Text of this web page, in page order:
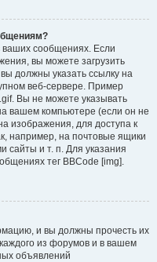
сообщениях. Если
вы можете загрузить
должны указать ссылку на
веб-сервере. Пример
Вы не можете указывать
вашем компьютере (если он не
изображения, для доступа к
например, на почтовые ящики
сайты и т. п. Для указания
тег BBCode [img].
и вы должны прочесть их
из форумов и в вашем
объявлений